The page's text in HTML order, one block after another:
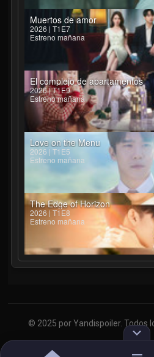
Muertos de amor
2026 | T1E7
Estreno mañana
El complejo de apartamentos
2026 | T1E9
Estreno mañana
Love on the Menu
2026 | T1E5
Estreno mañana
The Edge of Horizon
2026 | T1E8
Estreno mañana
© 2025 por Yandispoiler. Todos